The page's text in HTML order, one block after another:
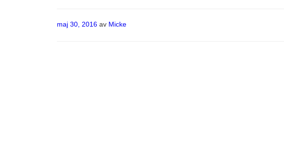
Publicerat
maj 30, 2016 av Micke